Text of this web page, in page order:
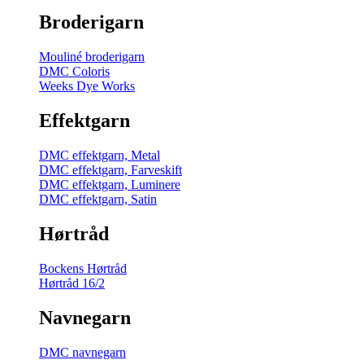
Broderigarn
Mouliné broderigarn
DMC Coloris
Weeks Dye Works
Effektgarn
DMC effektgarn, Metal
DMC effektgarn, Farveskift
DMC effektgarn, Luminere
DMC effektgarn, Satin
Hørtråd
Bockens Hørtråd
Hørtråd 16/2
Navnegarn
DMC navnegarn